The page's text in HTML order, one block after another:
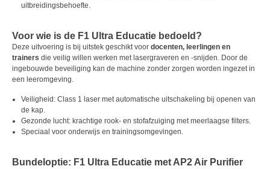
uitbreidingsbehoefte.
Voor wie is de F1 Ultra Educatie bedoeld?
Deze uitvoering is bij uitstek geschikt voor docenten, leerlingen en
trainers die veilig willen werken met lasergraveren en -snijden. Door de
ingebouwde beveiliging kan de machine zonder zorgen worden ingezet in
een leeromgeving.
Veiligheid: Class 1 laser met automatische uitschakeling bij openen van
de kap.
Gezonde lucht: krachtige rook- en stofafzuiging met meerlaagse filters.
Speciaal voor onderwijs en trainingsomgevingen.
Bundeloptie: F1 Ultra Educatie met AP2 Air Purifier